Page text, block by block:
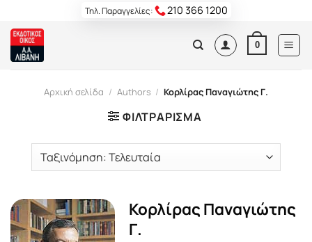
content
Τηλ. Παραγγελίες: 210 366 1200
0
Αρχική σελίδα / Authors / Κορλίρας Παναγιώτης Γ.
ΦΙΛΤΡΆΡΙΣΜΑ
Κορλίρας Παναγιώτης
Γ.